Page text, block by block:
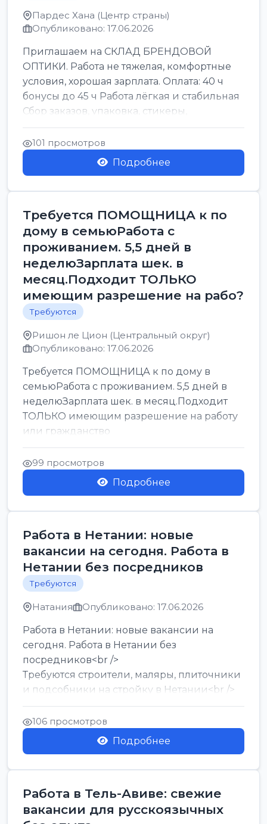
Пардес Хана (Центр страны)
Опубликовано: 17.06.2026
Приглашаем на СКЛАД БРЕНДОВОЙ
ОПТИКИ. Работа не тяжелая, комфортные
условия, хорошая зарплата. Оплата: 40 ч
бонусы до 45 ч Работа лёгкая и стабильная
Сбор заказов, упаковка, стикеры,
сортировка Воскре...
101 просмотров
Подробнее
Требуется ПОМОЩНИЦА к по
дому в семьюРабота с
проживанием. 5,5 дней в
неделюЗарплата шек. в
месяц.Подходит ТОЛЬКО
имеющим разрешение на рабо?
Требуются
Ришон ле Цион (Центральный округ)
Опубликовано: 17.06.2026
Требуется ПОМОЩНИЦА к по дому в
семьюРабота с проживанием. 5,5 дней в
неделюЗарплата шек. в месяц.Подходит
ТОЛЬКО имеющим разрешение на работу
или гражданство
99 просмотров
Подробнее
Работа в Нетании: новые
вакансии на сегодня. Работа в
Нетании без посредников
Требуются
Натания Опубликовано: 17.06.2026
Работа в Нетании: новые вакансии на
сегодня. Работа в Нетании без
посредников<br />
Требуются строители, маляры, плиточники
и подсобники на стройку в Нетании<br />
Срочно требуются горничные, уборщи...
106 просмотров
Подробнее
Работа в Тель-Авиве: свежие
вакансии для русскоязычных